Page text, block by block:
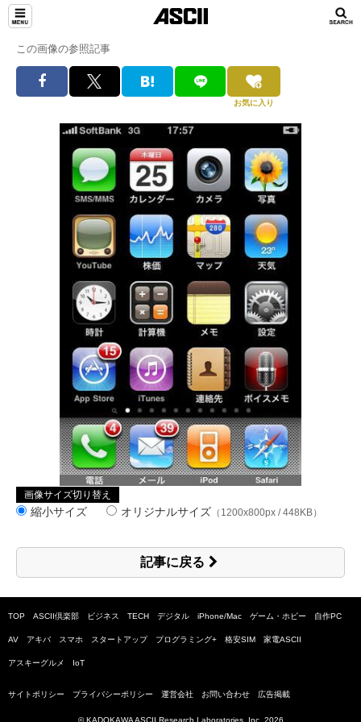
この画像の参照記事
お気に入り
画像サイズ切り替え
縮小サイズ オリジナルサイズ （1200x800px / 448KB）
記事に戻る
TOP ASCII倶楽部 ビジネス TECH デジタル iPhone/Mac ゲーム・ホビー 自作PC
AV アキバ スマホ スタートアップ プログラミング+ 格安SIM 家電ASCII
アスキーグルメ IoT
サイトポリシー プライバシーポリシー 運営会社 お問い合わせ 広告掲載
© KADOKAWA ASCII Research Laboratories, Inc. 2026